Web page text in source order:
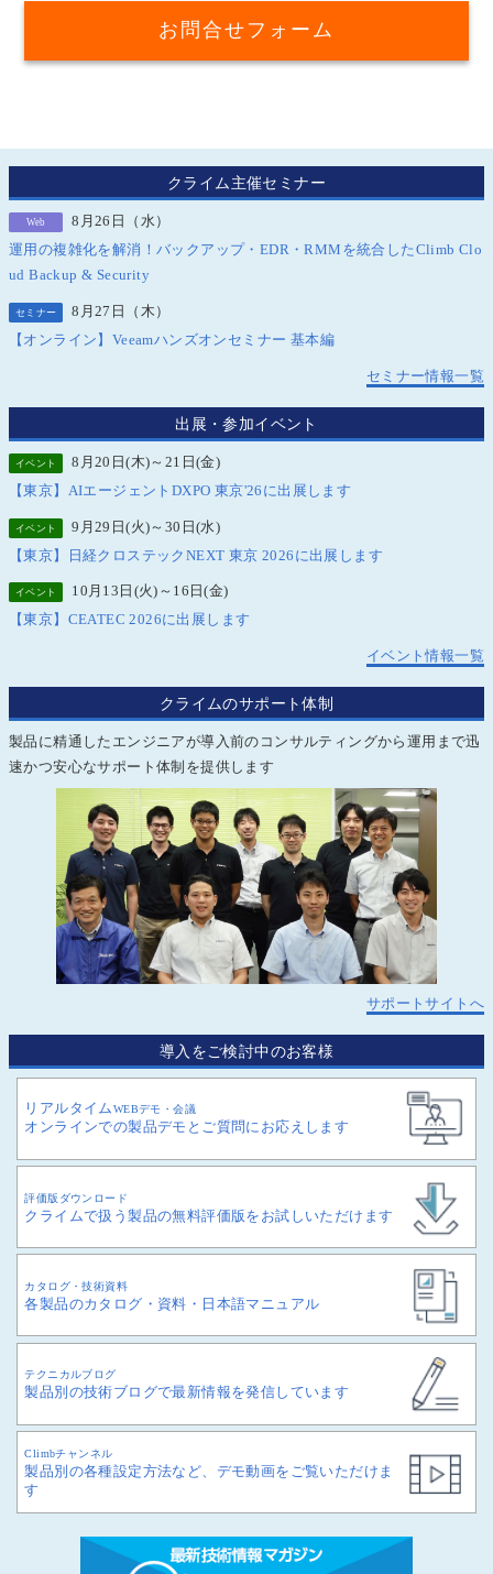
お問合せフォーム
クライム主催セミナー
Web
8月26日（水）
運用の複雑化を解消！バックアップ・EDR・RMMを統合したClimb Clo
ud Backup & Security
セミナー
8月27日（木）
【オンライン】Veeamハンズオンセミナー 基本編
セミナー情報一覧
出展・参加イベント
イベント
8月20日(木)～21日(金)
【東京】AIエージェントDXPO 東京'26に出展します
イベント
9月29日(火)～30日(水)
【東京】日経クロステックNEXT 東京 2026に出展します
イベント
10月13日(火)～16日(金)
【東京】CEATEC 2026に出展します
イベント情報一覧
クライムのサポート体制
製品に精通したエンジニアが導入前のコンサルティングから運用まで迅
速かつ安心なサポート体制を提供します
サポートサイトへ
導入をご検討中のお客様
リアルタイムWEBデモ・会議
オンラインでの製品デモとご質問にお応えします
評価版ダウンロード
クライムで扱う製品の無料評価版をお試しいただけます
カタログ・技術資料
各製品のカタログ・資料・日本語マニュアル
テクニカルブログ
製品別の技術ブログで最新情報を発信しています
Climbチャンネル
製品別の各種設定方法など、デモ動画をご覧いただけま
す